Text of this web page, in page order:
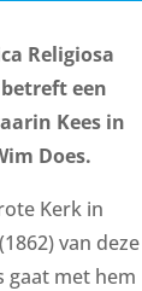
Religiosa
een
Kees in
Does.
Kerk in
van deze
gaat met hem